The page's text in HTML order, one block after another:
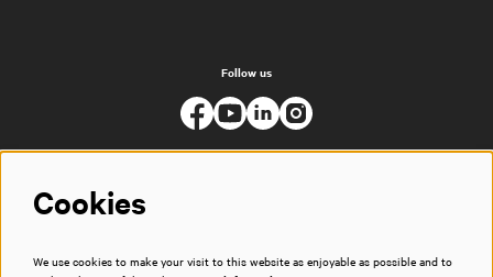
Follow us
Cookies
We use cookies to make your visit to this website as enjoyable as possible and to